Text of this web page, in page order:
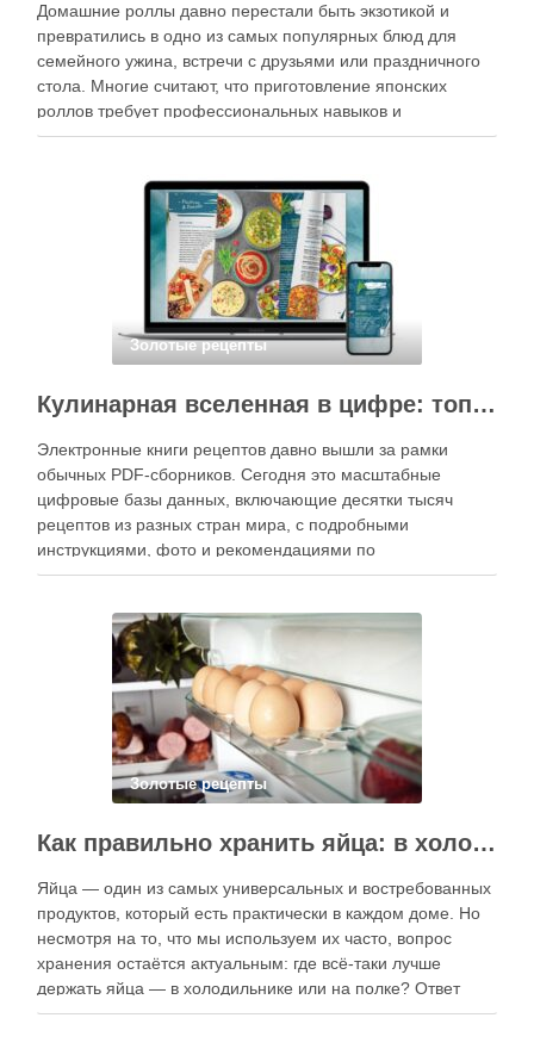
Домашние роллы давно перестали быть экзотикой и
превратились в одно из самых популярных блюд для
семейного ужина, встречи с друзьями или праздничного
стола. Многие считают, что приготовление японских
роллов требует профессиональных навыков и
специального оборудования, однако на практике сделать
кухне. Главное — …
Золотые рецепты
Кулинарная вселенная в цифре: топ-3 самых больших электронных книг рецептов
Электронные книги рецептов давно вышли за рамки
обычных PDF-сборников. Сегодня это масштабные
цифровые базы данных, включающие десятки тысяч
рецептов из разных стран мира, с подробными
инструкциями, фото и рекомендациями по
приготовлению. В отличие от печатных изданий,
контент, расширять коллекции блюд и добавлять новые
функции. Ниже …
Золотые рецепты
Как правильно хранить яйца: в холодильнике или на полке?
Яйца — один из самых универсальных и востребованных
продуктов, который есть практически в каждом доме. Но
несмотря на то, что мы используем их часто, вопрос
хранения остаётся актуальным: где всё-таки лучше
держать яйца — в холодильнике или на полке? Ответ
зависит от нескольких факторов, включая температуру